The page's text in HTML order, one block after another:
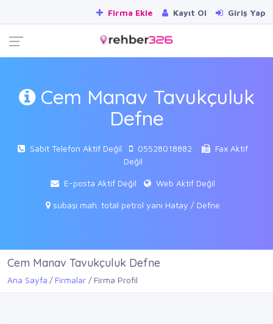
Firma Ekle Kayıt Ol Giriş Yap
Cem Manav Tavukçuluk
Defne
Sabit Telefon Aktif Değil 05528018882
Fax Aktif
Değil
E-posta Aktif Değil Web Aktif Değil
subaşı mah. total petrol yanı Hatay / Defne
Cem Manav Tavukçuluk Defne
Ana Sayfa Firmalar Firma Profil